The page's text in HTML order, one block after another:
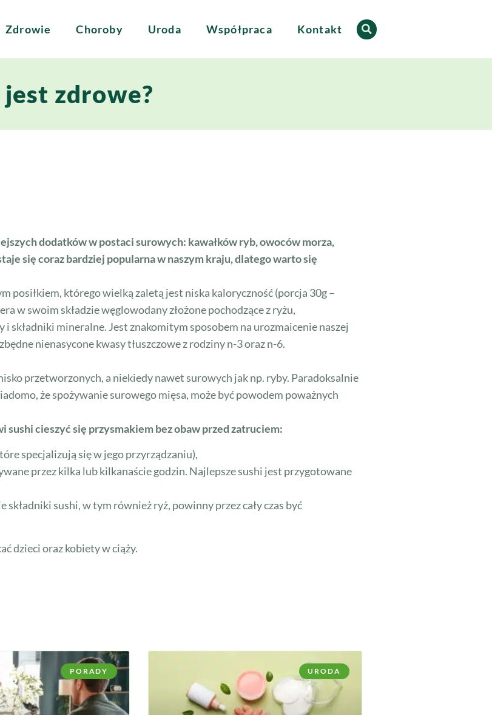
Zdrowie Choroby Uroda Współpraca Kontakt
jest zdrowe?
dodatków w postaci surowych: kawałków ryb, owoców morza,
się coraz bardziej popularna w naszym kraju, dlatego warto się
posiłkiem, którego wielką zaletą jest niska kaloryczność (porcja 30g –
w swoim składzie węglowodany złożone pochodzące z ryżu,
składniki mineralne. Jest znakomitym sposobem na urozmaicenie naszej
nienasycone kwasy tłuszczowe z rodziny n-3 oraz n-6.
przetworzonych, a niekiedy nawet surowych jak np. ryby. Paradoksalnie
że spożywanie surowego mięsa, może być powodem poważnych
cieszyć się przysmakiem bez obaw przed zatruciem:
specjalizują się w jego przyrządzaniu),
przez kilka lub kilkanaście godzin. Najlepsze sushi jest przygotowane
sushi, w tym również ryż, powinny przez cały czas być
dzieci oraz kobiety w ciąży.
PORADY URODA